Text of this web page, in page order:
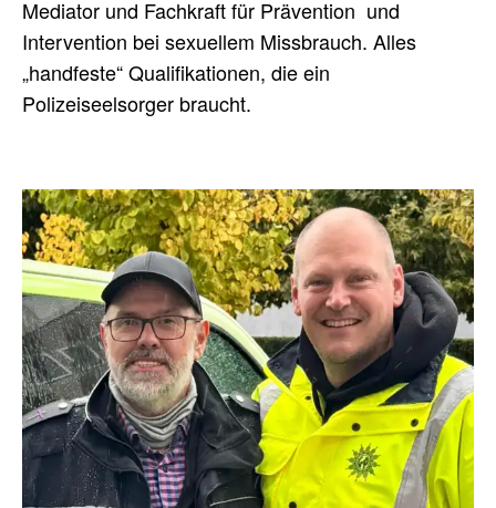
Mediator und Fachkraft für Prävention und
Intervention bei sexuellem Missbrauch. Alles
„handfeste“ Qualifikationen, die ein
Polizeiseelsorger braucht.